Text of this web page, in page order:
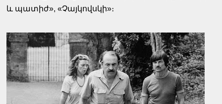
և պատիժ», «Չայկովսկի»։